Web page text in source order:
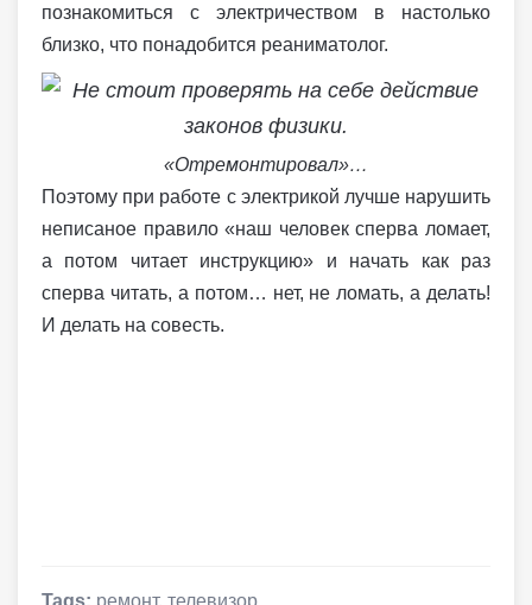
познакомиться с электричеством в настолько
близко, что понадобится реаниматолог.
«Отремонтировал»…
Поэтому при работе с электрикой лучше нарушить
неписаное правило «наш человек сперва ломает,
а потом читает инструкцию» и начать как раз
сперва читать, а потом… нет, не ломать, а делать!
И делать на совесть.